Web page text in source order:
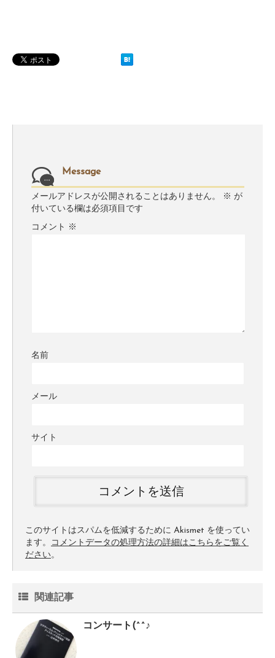
Message
メールアドレスが公開されることはありません。 ※ が
付いている欄は必須項目です
コメント ※
名前
メール
サイト
このサイトはスパムを低減するために Akismet を使ってい
ます。
コメントデータの処理方法の詳細はこちらをご覧く
ださい。
関連記事
コンサート(^^♪